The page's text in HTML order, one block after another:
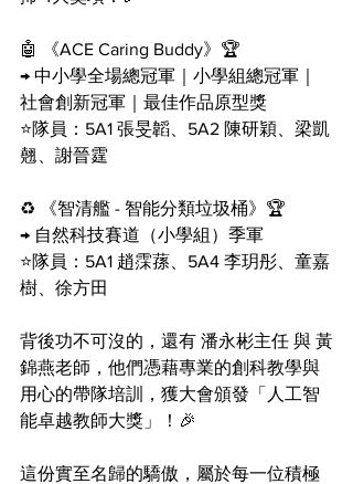
🤖 《ACE Caring Buddy》🏆
→ 中小學全場總冠軍｜小學組總冠軍｜
社會創新冠軍｜最佳作品原型獎
⭐️隊員：5A1 張旻韜、5A2 陳研穎、梁凱
翹、謝晉霆
♻️ 《智清艦 - 智能分類垃圾桶》🏆
→ 自然科技賽道（小學組）季軍
⭐️隊員：5A1 趙霂蓀、5A4 李玥彤、童嘉
樹、徐方田
背後功不可沒的，還有 潘永彬主任 與 黃
錦燕老師，他們憑藉專業的創科教學與
用心的帶隊培訓，獲大會頒發「人工智
能卓越教師大獎」！🎉
這份實至名歸的驕傲，屬於每一位積極